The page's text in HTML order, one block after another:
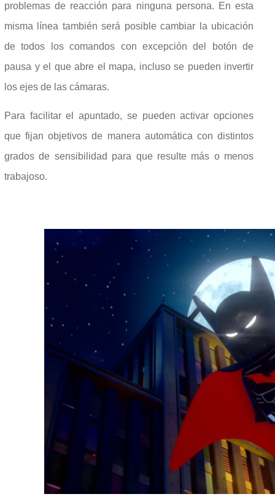
problemas de reacción para ninguna persona. En esta
misma línea también será posible cambiar la ubicación
de todos los comandos con excepción del botón de
pausa y el que abre el mapa, incluso se pueden invertir
los ejes de las cámaras.
Para facilitar el apuntado, se pueden activar opciones
que fijan objetivos de manera automática con distintos
grados de sensibilidad para que resulte más o menos
trabajoso.